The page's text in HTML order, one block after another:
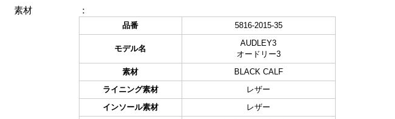
素材 ：
品番 5816-2015-35
モデル名
AUDLEY3
オードリー3
素材
BLACK CALF
ライニング素材
レザー
インソール素材
レザー